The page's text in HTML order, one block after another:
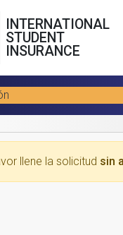
INTERNATIONAL
STUDENT
INSURANCE
llene la solicitud sin